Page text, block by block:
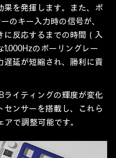
果を発揮します。また、ポ
のキー入力時の信号が、
反応するまでの時間（入
のポーリングレー
遅延が短縮され、勝利に貢
ライティングの輝度が変化
ンサーを搭載し、これら
アで調整可能です。